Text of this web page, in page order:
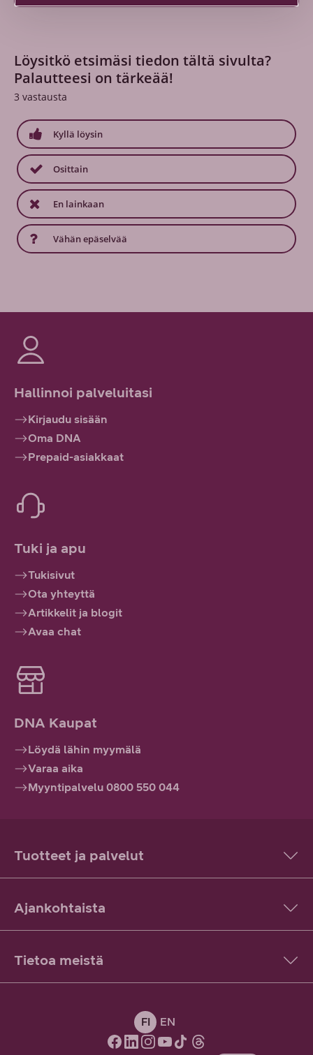
Löysitkö etsimäsi tiedon tältä sivulta?
Palautteesi on tärkeää!
3 vastausta
Kyllä löysin
Osittain
En lainkaan
Vähän epäselvää
Hallinnoi palveluitasi
Kirjaudu sisään
Oma DNA
Prepaid-asiakkaat
Tuki ja apu
Tukisivut
Ota yhteyttä
Artikkelit ja blogit
Avaa chat
DNA Kaupat
Löydä lähin myymälä
Varaa aika
Myyntipalvelu 0800 550 044
Tuotteet ja palvelut
Ajankohtaista
Tietoa meistä
FI EN